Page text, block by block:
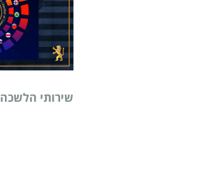
שירותי הלשכה